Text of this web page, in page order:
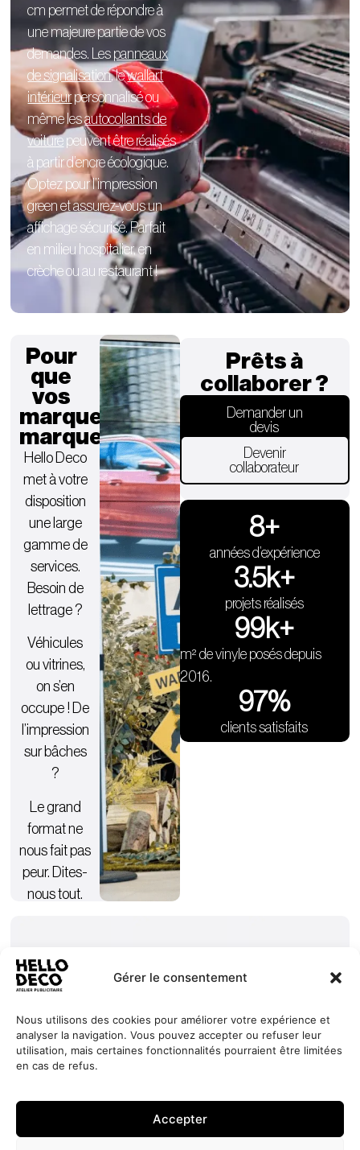
Gérer le consentement
Nous utilisons des cookies pour améliorer votre expérience et
analyser la navigation. Vous pouvez accepter ou refuser leur
utilisation, mais certaines fonctionnalités pourraient être limitées
en cas de refus.
Accepter
cm permet de répondre à
une majeure partie de vos
demandes. Les panneaux
de signalisation, lewallart
intérieurpersonnaliséou
même lesautocollants de
voiture peuvent être réalisés
à partir d’encre écologique.
Optez pour l’impression
green et assurez-vous un
affichage sécurisé. Parfait
en milieu hospitalier, en
crèche ou au restaurant !
Pour
que
vos
marques
marquent.
Hello Deco
met à votre
disposition
une large
gamme de
services.
Besoin de
lettrage ?
Véhicules
ou vitrines,
on s’en
occupe ! De
l’impression
sur bâches
?
Le grand
format ne
nous fait pas
peur. Dites-
nous tout.
Prêts à
collaborer ?
Demander un
devis
Devenir
collaborateur
années d’expérience
9+
projets réalisés
3.5k+
m² de vinyle posés depuis
2016.
100k+
clients satisfaits
98%
Services
Réalisations
Nos
engagements
+352 27
44 99 88
HELLO
DECO
L-8552
Luxembourg